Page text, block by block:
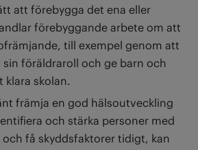
att förebygga det ena eller
förebyggande arbete om att
till exempel genom att
sin föräldraroll och ge barn och
klara skolan.
främja en god hälsoutveckling
och stärka personer med
få skyddsfaktorer tidigt, kan